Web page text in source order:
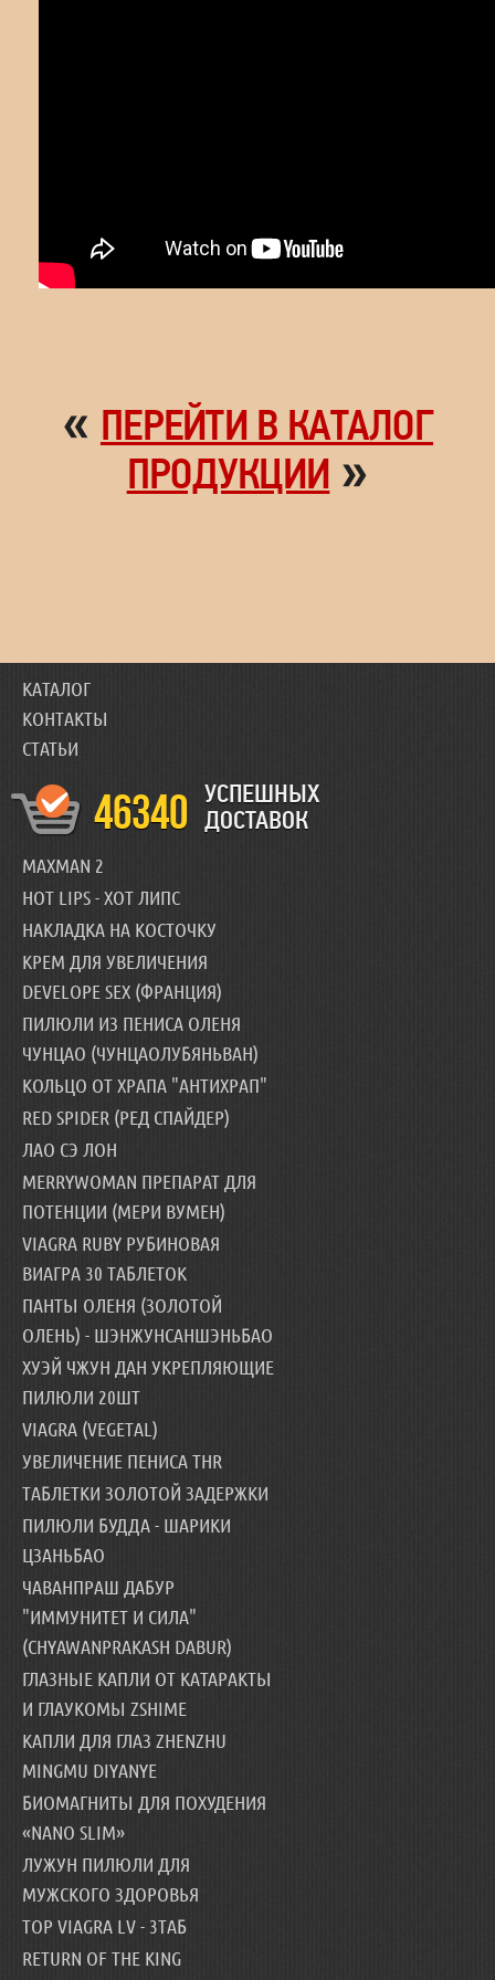
« ПЕРЕЙТИ В КАТАЛОГ
ПРОДУКЦИИ »
КАТАЛОГ
КОНТАКТЫ
СТАТЬИ
46340
УСПЕШНЫХ
ДОСТАВОК
MAXMAN 2
HOT LIPS - ХОТ ЛИПС
НАКЛАДКА НА КОСТОЧКУ
КРЕМ ДЛЯ УВЕЛИЧЕНИЯ
DEVELOPE SEX (ФРАНЦИЯ)
ПИЛЮЛИ ИЗ ПЕНИСА ОЛЕНЯ
ЧУНЦАО (ЧУНЦАОЛУБЯНЬВАН)
КОЛЬЦО ОТ ХРАПА "АНТИХРАП"
RED SPIDER (РЕД СПАЙДЕР)
ЛАО СЭ ЛОН
MERRYWOMAN ПРЕПАРАТ ДЛЯ
ПОТЕНЦИИ (МЕРИ ВУМЕН)
VIAGRA RUBY РУБИНОВАЯ
ВИАГРА 30 ТАБЛЕТОК
ПАНТЫ ОЛЕНЯ (ЗОЛОТОЙ
ОЛЕНЬ) - ШЭНЖУНСАНШЭНЬБАО
ХУЭЙ ЧЖУН ДАН УКРЕПЛЯЮЩИЕ
ПИЛЮЛИ 20ШТ
VIAGRA (VEGETAL)
УВЕЛИЧЕНИЕ ПЕНИСА THR
ТАБЛЕТКИ ЗОЛОТОЙ ЗАДЕРЖКИ
ПИЛЮЛИ БУДДА - ШАРИКИ
ЦЗАНЬБАО
ЧАВАНПРАШ ДАБУР
"ИММУНИТЕТ И СИЛА"
(CHYAWANPRAKASH DABUR)
ГЛАЗНЫЕ КАПЛИ ОТ КАТАРАКТЫ
И ГЛАУКОМЫ ZSHIME
КАПЛИ ДЛЯ ГЛАЗ ZHENZHU
MINGMU DIYANYE
БИОМАГНИТЫ ДЛЯ ПОХУДЕНИЯ
«NANO SLIM»
ЛУЖУН ПИЛЮЛИ ДЛЯ
МУЖСКОГО ЗДОРОВЬЯ
TOP VIAGRA LV - 3ТАБ
RETURN OF THE KING